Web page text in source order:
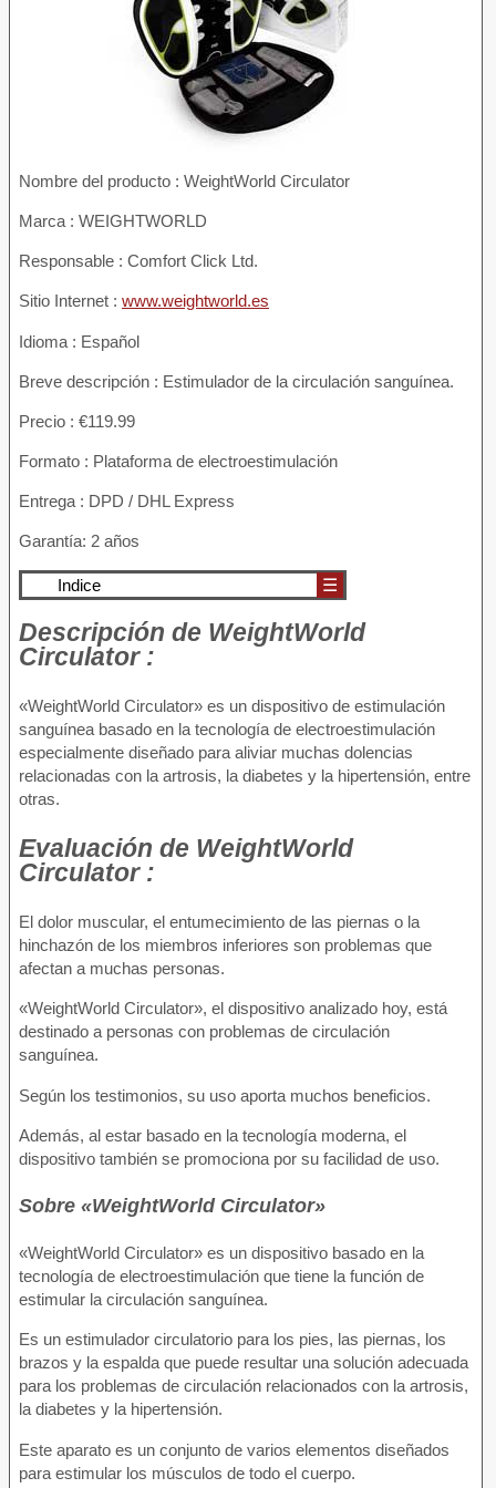
Nombre del producto : WeightWorld Circulator
Marca : WEIGHTWORLD
Responsable : Comfort Click Ltd.
Sitio Internet : www.weightworld.es
Idioma : Español
Breve descripción : Estimulador de la circulación sanguínea.
Precio : €119.99
Formato : Plataforma de electroestimulación
Entrega : DPD / DHL Express
Garantía: 2 años
Indice ☰
Descripción de WeightWorld
Circulator :
«WeightWorld Circulator» es un dispositivo de estimulación
sanguínea basado en la tecnología de electroestimulación
especialmente diseñado para aliviar muchas dolencias
relacionadas con la artrosis, la diabetes y la hipertensión, entre
otras.
Evaluación de WeightWorld
Circulator :
El dolor muscular, el entumecimiento de las piernas o la
hinchazón de los miembros inferiores son problemas que
afectan a muchas personas.
«WeightWorld Circulator», el dispositivo analizado hoy, está
destinado a personas con problemas de circulación
sanguínea.
Según los testimonios, su uso aporta muchos beneficios.
Además, al estar basado en la tecnología moderna, el
dispositivo también se promociona por su facilidad de uso.
Sobre «WeightWorld Circulator»
«WeightWorld Circulator» es un dispositivo basado en la
tecnología de electroestimulación que tiene la función de
estimular la circulación sanguínea.
Es un estimulador circulatorio para los pies, las piernas, los
brazos y la espalda que puede resultar una solución adecuada
para los problemas de circulación relacionados con la artrosis,
la diabetes y la hipertensión.
Este aparato es un conjunto de varios elementos diseñados
para estimular los músculos de todo el cuerpo.